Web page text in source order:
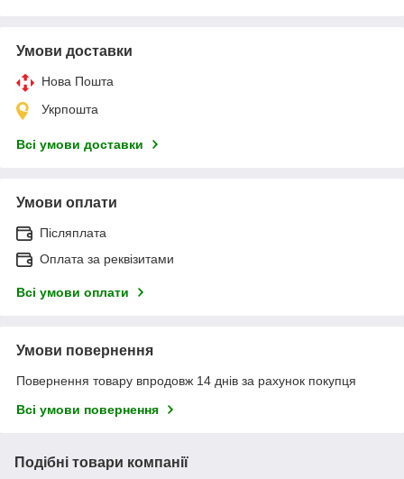
Умови доставки
Нова Пошта
Укрпошта
Всі умови доставки
Умови оплати
Післяплата
Оплата за реквізитами
Всі умови оплати
Умови повернення
Повернення товару впродовж 14 днів за рахунок покупця
Всі умови повернення
Подібні товари компанії